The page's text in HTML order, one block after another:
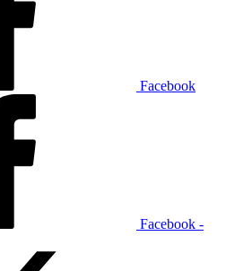
Facebook
Facebook -